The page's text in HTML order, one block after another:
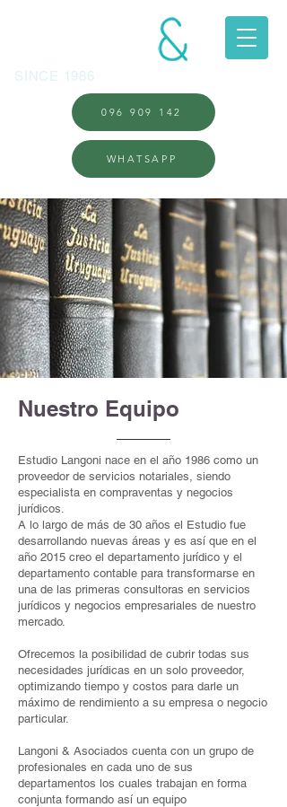
SINCE 1986
096 909 142
WHATSAPP
Nuestro Equipo
Estudio Langoni nace en el año 1986 como un
proveedor de servicios notariales, siendo
especialista en compraventas y negocios
jurídicos.
A lo largo de más de 30 años el Estudio fue
desarrollando nuevas áreas y es así que en el
año 2015 creo el departamento jurídico y el
departamento contable para transformarse en
una de las primeras consultoras en servicios
jurídicos y negocios empresariales de nuestro
mercado.
Ofrecemos la posibilidad de cubrir todas sus
necesidades jurídicas en un solo proveedor,
optimizando tiempo y costos para darle un
máximo de rendimiento a su empresa o negocio
particular.
Langoni & Asociados cuenta con un grupo de
profesionales en cada uno de sus
departamentos los cuales trabajan en forma
conjunta formando así un equipo